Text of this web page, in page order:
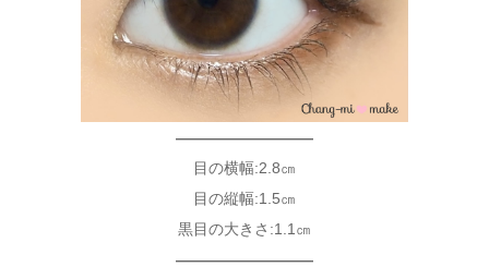
—————————
目の横幅:2.8㎝
目の縦幅:1.5㎝
黒目の大きさ:1.1㎝
—————————